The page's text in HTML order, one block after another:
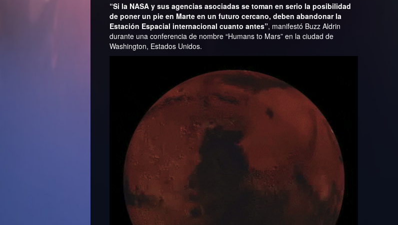
“Si la NASA y sus agencias asociadas se toman en serio la posibilidad
de poner un pie en Marte en un futuro cercano, deben abandonar la
Estación Espacial internacional cuanto antes”, manifestó Buzz Aldrin
durante una conferencia de nombre “Humans to Mars” en la ciudad de
Washington, Estados Unidos.